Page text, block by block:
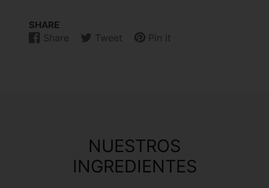
SHARE
Share
Share
Opens
Tweet
Tweet
Opens
Pin it
Pin
Opens
NUESTROS
INGREDIENTES